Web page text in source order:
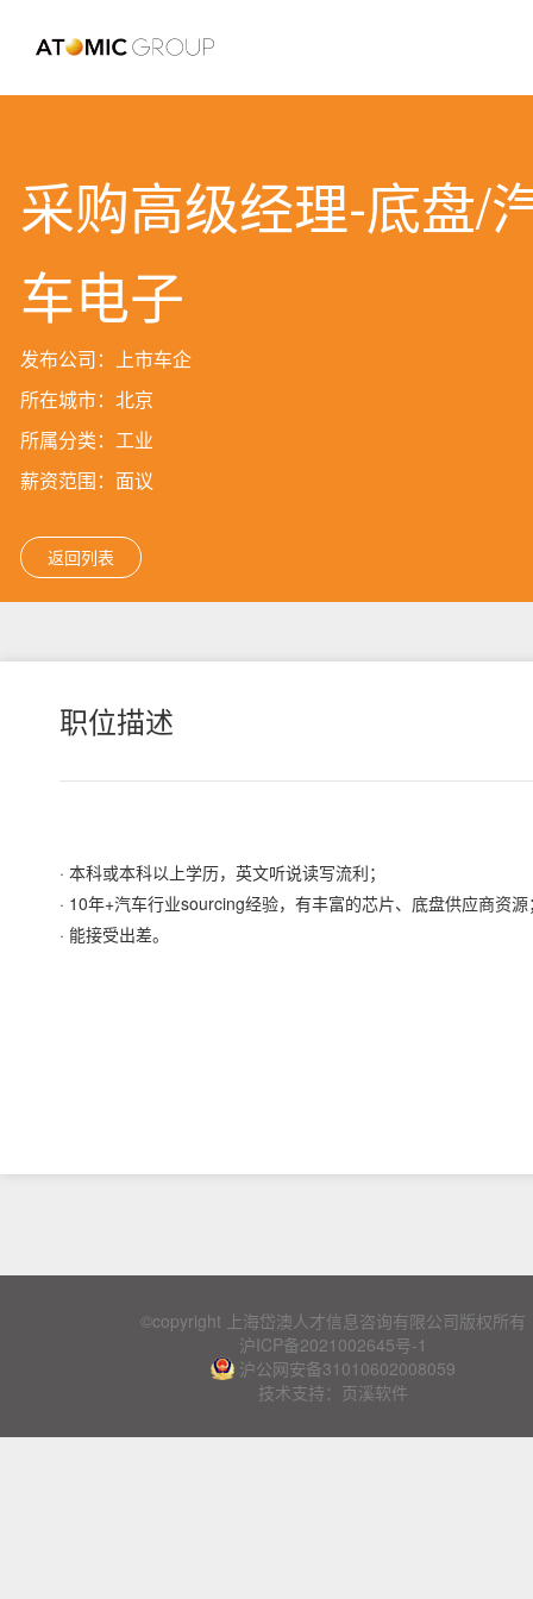
采购高级经理-底盘/
车电子
发布公司：上市车企
所在城市：北京
所属分类：工业
薪资范围：面议
返回列表
职位描述
· 本科或本科以上学历，英文听说读写流利；
· 10年+汽车行业sourcing经验，有丰富的芯片、底盘供应商资源
· 能接受出差。
©copyright 上海岱澳人才信息咨询有限公司版权所有
沪ICP备2021002645号-1
沪公网安备31010602008059
技术支持：页溪软件